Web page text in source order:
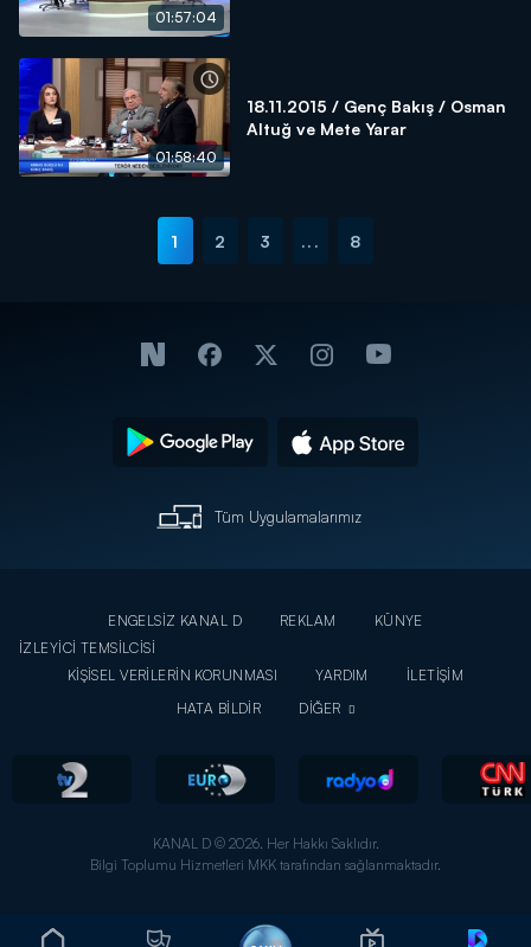
01:57:04
01:58:40
18.11.2015 / Genç Bakış / Osman
Altuğ ve Mete Yarar
1 2 3 ... 8
Tüm Uygulamalarımız
ENGELSİZ KANAL D REKLAM
KÜNYE
İZLEYİCİ TEMSİLCİSİ
KİŞİSEL VERİLERİN KORUNMASI
YARDIM
İLETİŞİM
HATA BİLDİR
DİĞER
KANAL D © 2026. Her Hakkı Saklıdır.
Bilgi Toplumu Hizmetleri MKK tarafından sağlanmaktadır.